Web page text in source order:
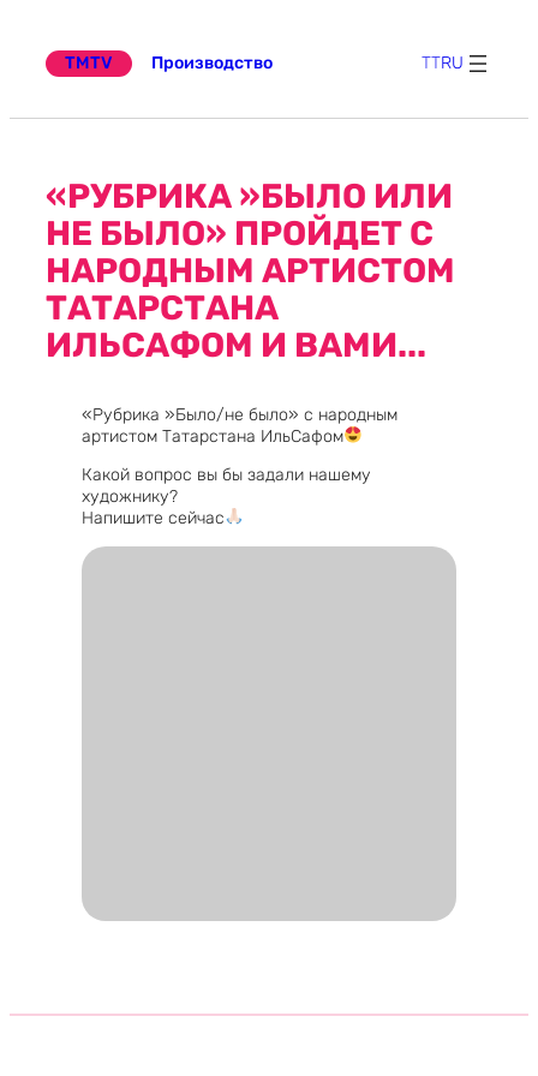
содержимому
TMTV Производство TTRU
«РУБРИКА »БЫЛО ИЛИ
НЕ БЫЛО» ПРОЙДЕТ С
НАРОДНЫМ АРТИСТОМ
ТАТАРСТАНА
ИЛЬСАФОМ И ВАМИ...
«Рубрика »Было/не было» с народным
артистом Татарстана ИльСафом
Какой вопрос вы бы задали нашему
художнику?
Напишите сейчас